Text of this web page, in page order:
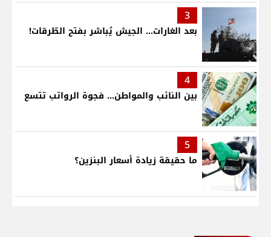
3
بعد الغارات... الجيش يُباشر بفتح الطّرقات!
4
بين النائب والمواطن... فجوة الرواتب تتسع
5
ما حقيقة زيادة أسعار البنزين؟